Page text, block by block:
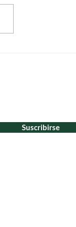
Suscribirse